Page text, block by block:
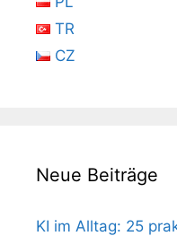
TR
CZ
Neue Beiträge
KI im Alltag: 25